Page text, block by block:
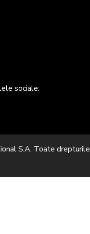
sociale:
S.A. Toate drepturile